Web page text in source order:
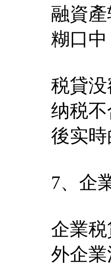
融資
糊口
税貸
纳税
後实時
7、企
企業
外企